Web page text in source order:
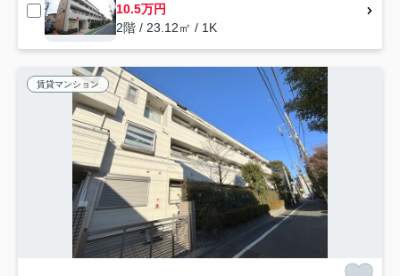
10.5万円
2階 / 23.12㎡ / 1K
賃貸マンション